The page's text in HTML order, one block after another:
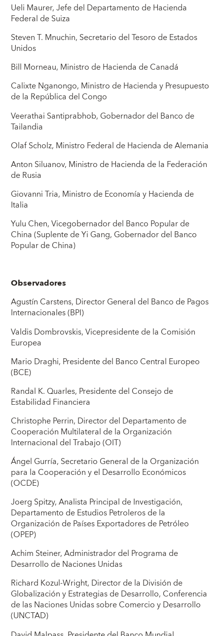
Ueli Maurer, Jefe del Departamento de Hacienda
Federal de Suiza
Steven T. Mnuchin, Secretario del Tesoro de Estados
Unidos
Bill Morneau, Ministro de Hacienda de Canadá
Calixte Nganongo, Ministro de Hacienda y Presupuesto
de la República del Congo
Veerathai Santiprabhob, Gobernador del Banco de
Tailandia
Olaf Scholz, Ministro Federal de Hacienda de Alemania
Anton Siluanov, Ministro de Hacienda de la Federación
de Rusia
Giovanni Tria, Ministro de Economía y Hacienda de
Italia
Yulu Chen, Vicegobernador del Banco Popular de
China (Suplente de Yi Gang, Gobernador del Banco
Popular de China)
Observadores
Agustín Carstens, Director General del Banco de Pagos
Internacionales (BPI)
Valdis Dombrovskis, Vicepresidente de la Comisión
Europea
Mario Draghi, Presidente del Banco Central Europeo
(BCE)
Randal K. Quarles, Presidente del Consejo de
Estabilidad Financiera
Christophe Perrin, Director del Departamento de
Cooperación Multilateral de la Organización
Internacional del Trabajo (OIT)
Ángel Gurría, Secretario General de la Organización
para la Cooperación y el Desarrollo Económicos
(OCDE)
Joerg Spitzy, Analista Principal de Investigación,
Departamento de Estudios Petroleros de la
Organización de Países Exportadores de Petróleo
(OPEP)
Achim Steiner, Administrador del Programa de
Desarrollo de Naciones Unidas
Richard Kozul-Wright, Director de la División de
Globalización y Estrategias de Desarrollo, Conferencia
de las Naciones Unidas sobre Comercio y Desarrollo
(UNCTAD)